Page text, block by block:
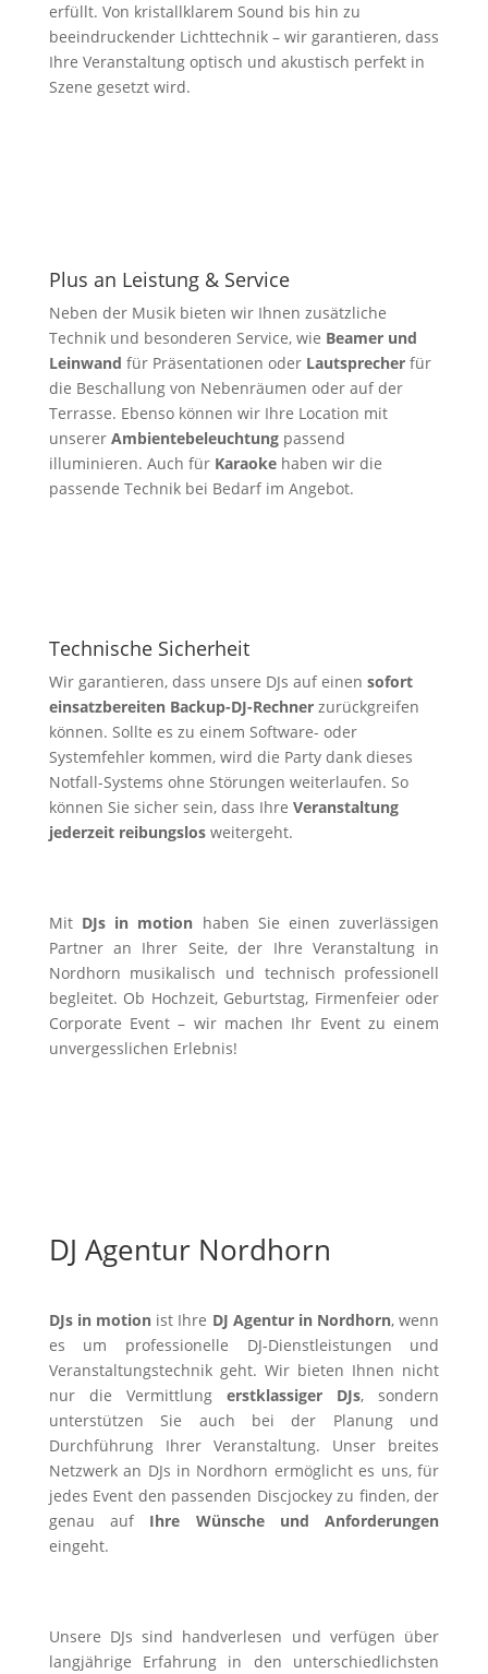
erfüllt. Von kristallklarem Sound bis hin zu
beeindruckender Lichttechnik – wir garantieren, dass
Ihre Veranstaltung optisch und akustisch perfekt in
Szene gesetzt wird.
Plus an Leistung & Service
Neben der Musik bieten wir Ihnen zusätzliche
Technik und besonderen Service, wie Beamer und
Leinwand für Präsentationen oder Lautsprecherfür
die Beschallung von Nebenräumen oder auf der
Terrasse. Ebenso können wir Ihre Location mit
unserer Ambientebeleuchtungpassend
illuminieren. Auch für Karaokehaben wir die
passende Technik bei Bedarf im Angebot.
Technische Sicherheit
Wir garantieren, dass unsere DJs auf einen sofort
einsatzbereiten Backup-DJ-Rechnerzurückgreifen
können. Sollte es zu einem Software- oder
Systemfehler kommen, wird die Party dank dieses
Notfall-Systems ohne Störungen weiterlaufen. So
können Sie sicher sein, dass Ihre Veranstaltung
jederzeit reibungslosweitergeht.
Mit DJs in motion haben Sie einen zuverlässigen
Partner an Ihrer Seite, der Ihre Veranstaltung in
Nordhorn musikalisch und technisch professionell
begleitet. Ob Hochzeit, Geburtstag, Firmenfeier oder
Corporate Event – wir machen Ihr Event zu einem
unvergesslichen Erlebnis!
DJ Agentur Nordhorn
DJs in motion ist Ihre DJ Agentur in Nordhorn, wenn
es um professionelle DJ-Dienstleistungen und
Veranstaltungstechnik geht. Wir bieten Ihnen nicht
nur die Vermittlungerstklassiger DJs, sondern
unterstützen Sie auch bei der Planung und
Durchführung Ihrer Veranstaltung. Unser breites
Netzwerk an DJs in Nordhorn ermöglicht es uns, für
jedes Event den passenden Discjockey zu finden, der
genau auf Ihre Wünsche und Anforderungen
eingeht.
Unsere DJs sind handverlesen und verfügen über
langjährige Erfahrung in den unterschiedlichsten